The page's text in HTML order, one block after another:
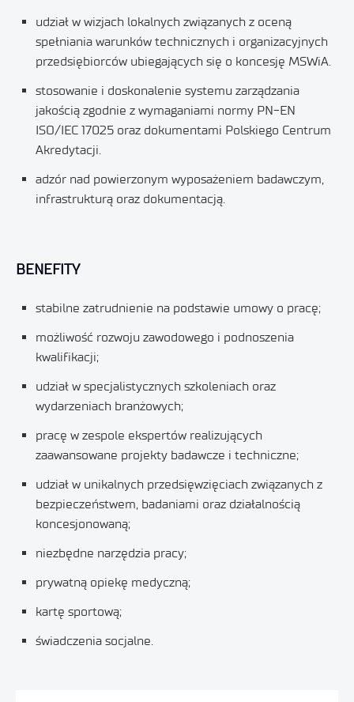
udział w wizjach lokalnych związanych z oceną
spełniania warunków technicznych i organizacyjnych
przedsiębiorców ubiegających się o koncesję MSWiA.
stosowanie i doskonalenie systemu zarządzania
jakością zgodnie z wymaganiami normy PN-EN
ISO/IEC 17025 oraz dokumentami Polskiego Centrum
Akredytacji.
adzór nad powierzonym wyposażeniem badawczym,
infrastrukturą oraz dokumentacją.
BENEFITY
stabilne zatrudnienie na podstawie umowy o pracę;
możliwość rozwoju zawodowego i podnoszenia
kwalifikacji;
udział w specjalistycznych szkoleniach oraz
wydarzeniach branżowych;
pracę w zespole ekspertów realizujących
zaawansowane projekty badawcze i techniczne;
udział w unikalnych przedsięwzięciach związanych z
bezpieczeństwem, badaniami oraz działalnością
koncesjonowaną;
niezbędne narzędzia pracy;
prywatną opiekę medyczną;
kartę sportową;
świadczenia socjalne.